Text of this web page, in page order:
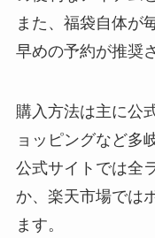
また、福袋自体が
早めの予約が推奨
購入方法は主に公
ョッピングなど多
公式サイトでは全
か、楽天市場では
ます。